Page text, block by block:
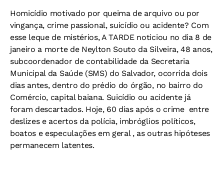
Homicídio motivado por queima de arquivo ou por
vingança, crime passional, suicídio ou acidente? Com
esse leque de mistérios, A TARDE noticiou no dia 8 de
janeiro a morte de Neylton Souto da Silveira, 48 anos,
subcoordenador de contabilidade da Secretaria
Municipal da Saúde (SMS) do Salvador, ocorrida dois
dias antes, dentro do prédio do órgão, no bairro do
Comércio, capital baiana. Suicídio ou acidente já
foram descartados. Hoje, 60 dias após o crime  entre
deslizes e acertos da polícia, imbróglios políticos,
boatos e especulações em geral , as outras hipóteses
permanecem latentes.